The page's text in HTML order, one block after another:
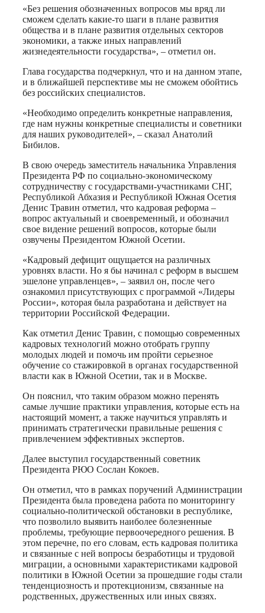
«Без решения обозначенных вопросов мы вряд ли
сможем сделать какие-то шаги в плане развития
общества и в плане развития отдельных секторов
экономики, а также иных направлений
жизнедеятельности государства», – отметил он.
Глава государства подчеркнул, что и на данном этапе,
и в ближайшей перспективе мы не сможем обойтись
без российских специалистов.
«Необходимо определить конкретные направления,
где нам нужны конкретные специалисты и советники
для наших руководителей», – сказал Анатолий
Бибилов.
В свою очередь заместитель начальника Управления
Президента РФ по социально-экономическому
сотрудничеству с государствами-участниками СНГ,
Республикой Абхазия и Республикой Южная Осетия
Денис Травин отметил, что кадровая реформа –
вопрос актуальный и своевременный, и обозначил
свое видение решений вопросов, которые были
озвучены Президентом Южной Осетии.
«Кадровый дефицит ощущается на различных
уровнях власти. Но я бы начинал с реформ в высшем
эшелоне управленцев», – заявил он, после чего
ознакомил присутствующих с программой «Лидеры
России», которая была разработана и действует на
территории Российской Федерации.
Как отметил Денис Травин, с помощью современных
кадровых технологий можно отобрать группу
молодых людей и помочь им пройти серьезное
обучение со стажировкой в органах государственной
власти как в Южной Осетии, так и в Москве.
Он пояснил, что таким образом можно перенять
самые лучшие практики управления, которые есть на
настоящий момент, а также научиться управлять и
принимать стратегически правильные решения с
привлечением эффективных экспертов.
Далее выступил государственный советник
Президента РЮО Сослан Кокоев.
Он отметил, что в рамках поручений Администрации
Президента была проведена работа по мониторингу
социально-политической обстановки в республике,
что позволило выявить наиболее болезненные
проблемы, требующие первоочередного решения. В
этом перечне, по его словам, есть кадровая политика
и связанные с ней вопросы безработицы и трудовой
миграции, а основными характеристиками кадровой
политики в Южной Осетии за прошедшие годы стали
тенденциозность и протекционизм, связанные на
родственных, дружественных или иных связях.